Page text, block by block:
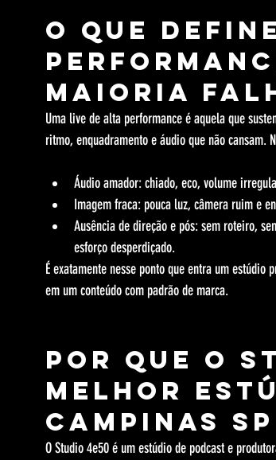
O que
maioria
Uma live de alta performance é aquela que
ritmo, enquadramento e áudio que não
Áudio amador: chiado, eco, volume
Imagem fraca: pouca luz, câmera ruim e
Ausência de direção e pós: sem roteiro,
esforço desperdiçado.
É exatamente nesse ponto que entra um
em um conteúdo com padrão de marca.
Por que o
melhor
Campinas SP
O Studio 4e50 é um estúdio de podcast e